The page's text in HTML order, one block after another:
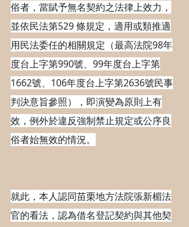
俗者，當賦予無名契約之法律上效力，
並依民法第529 條規定，適用或類推適
用民法委任的相關規定（最高法院98年
度台上字第990號、99年度台上字第
1662號、106年度台上字第2636號民事
判決意旨參照），即演變為原則上有
效，例外於違反強制禁止規定或公序良
俗者始無效的情況。
就此，本人認同苗栗地方法院張新楣法
官的看法，認為借名登記契約與其他契